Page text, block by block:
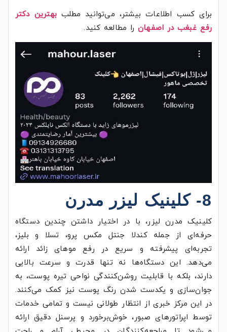
برای کسب اطلاعات بیشتر، می‌توانید مطلببهترین دکتر
رفع غبغب در اصفهانرا مطالعه کنید.
8- کلینیک لیزر مدرن
کلینیک مدرن لیزر، با در اختیار داشتن چندین دستگاه
حرفه‌ای از جمله کندلا جنتل مکس پرو، تسلا و بلیز،
تجربه‌ای پیشرفته و سریع در رفع موهای زائد ارائه
می‌دهد. این دستگاه‌ها نه تنها قدرت و سرعت بالایی
دارند، بلکه با قابلیت روشن‌کنندگی نواحی تیره پوست، به
جوان‌سازی و یکدست شدن رنگ پوست نیز کمک می‌کنند.
در این مرکز خبری از انتظار طولانی نیست و تمامی خدمات
توسط اپراتورهای صبور، خوش‌برخورد و پرسنل دقیق ارائه